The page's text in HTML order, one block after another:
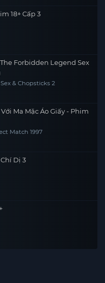
18+ Cấp 3
Forbidden Legend Sex
& Chopsticks 2
Ma Mặc Áo Giấy - Phim
Match 1997
Dị 3